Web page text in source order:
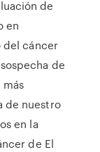
de
en
del cáncer
de
de nuestro
en la
de El